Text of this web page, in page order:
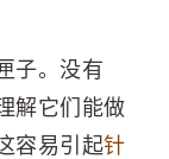
子。没有
解它们能做
容易引起针